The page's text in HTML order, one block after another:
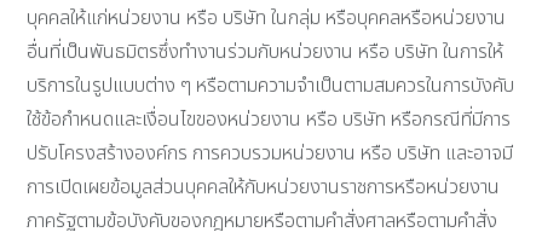
บุคคลให้แก่หน่วยงาน หรือ บริษัท ในกลุ่ม หรือบุคคลหรือหน่วยงาน
อื่นที่เป็นพันธมิตรซึ่งทำงานร่วมกับหน่วยงาน หรือ บริษัท ในการให้
บริการในรูปแบบต่าง ๆ หรือตามความจำเป็นตามสมควรในการบังคับ
ใช้ข้อกำหนดและเงื่อนไขของหน่วยงาน หรือ บริษัท หรือกรณีที่มีการ
ปรับโครงสร้างองค์กร การควบรวมหน่วยงาน หรือ บริษัท และอาจมี
การเปิดเผยข้อมูลส่วนบุคคลให้กับหน่วยงานราชการหรือหน่วยงาน
ภาครัฐตามข้อบังคับของกฎหมายหรือตามคำสั่งศาลหรือตามคำสั่ง